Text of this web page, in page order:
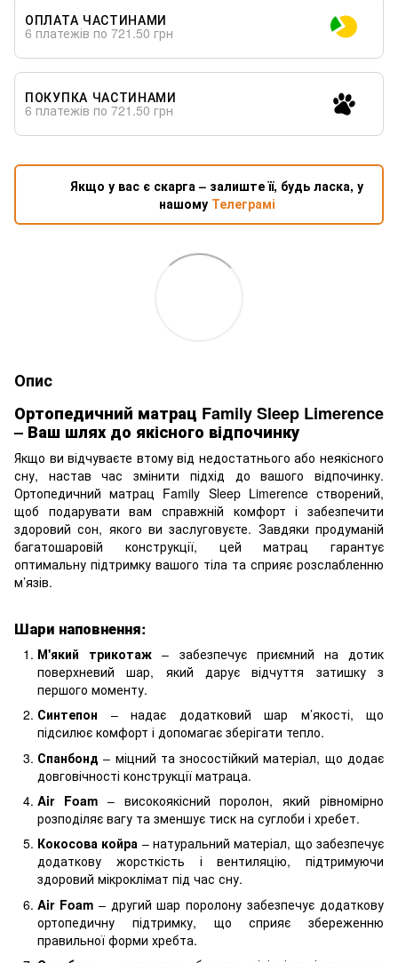
ОПЛАТА ЧАСТИНАМИ
6 платежів по 721.50 грн
ПОКУПКА ЧАСТИНАМИ
6 платежів по 721.50 грн
Якщо у вас є скарга – залиште її, будь ласка, у
нашому Телеграмі
Опис
Ортопедичний матрац Family Sleep Limerence
– Ваш шлях до якісного відпочинку
Якщо ви відчуваєте втому від недостатнього або неякісного
сну, настав час змінити підхід до вашого відпочинку.
Ортопедичний матрац Family Sleep Limerence створений,
щоб подарувати вам справжній комфорт і забезпечити
здоровий сон, якого ви заслуговуєте. Завдяки продуманій
багатошаровій конструкції, цей матрац гарантує
оптимальну підтримку вашого тіла та сприяє розслабленню
м’язів.
Шари наповнення:
М'який трикотаж – забезпечує приємний на дотик
поверхневий шар, який дарує відчуття затишку з
першого моменту.
Синтепон – надає додатковий шар м’якості, що
підсилює комфорт і допомагає зберігати тепло.
Спанбонд – міцний та зносостійкий матеріал, що додає
довговічності конструкції матраца.
Air Foam– високоякісний поролон, який рівномірно
розподіляє вагу та зменшує тиск на суглоби і хребет.
Кокосова койра – натуральний матеріал, що забезпечує
додаткову жорсткість і вентиляцію, підтримуючи
здоровий мікроклімат під час сну.
Air Foam– другий шар поролону забезпечує додаткову
ортопедичну підтримку, що сприяє збереженню
правильної форми хребта.